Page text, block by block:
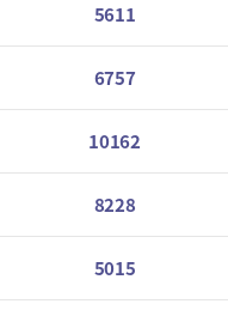
5611
6757
10162
8228
5015